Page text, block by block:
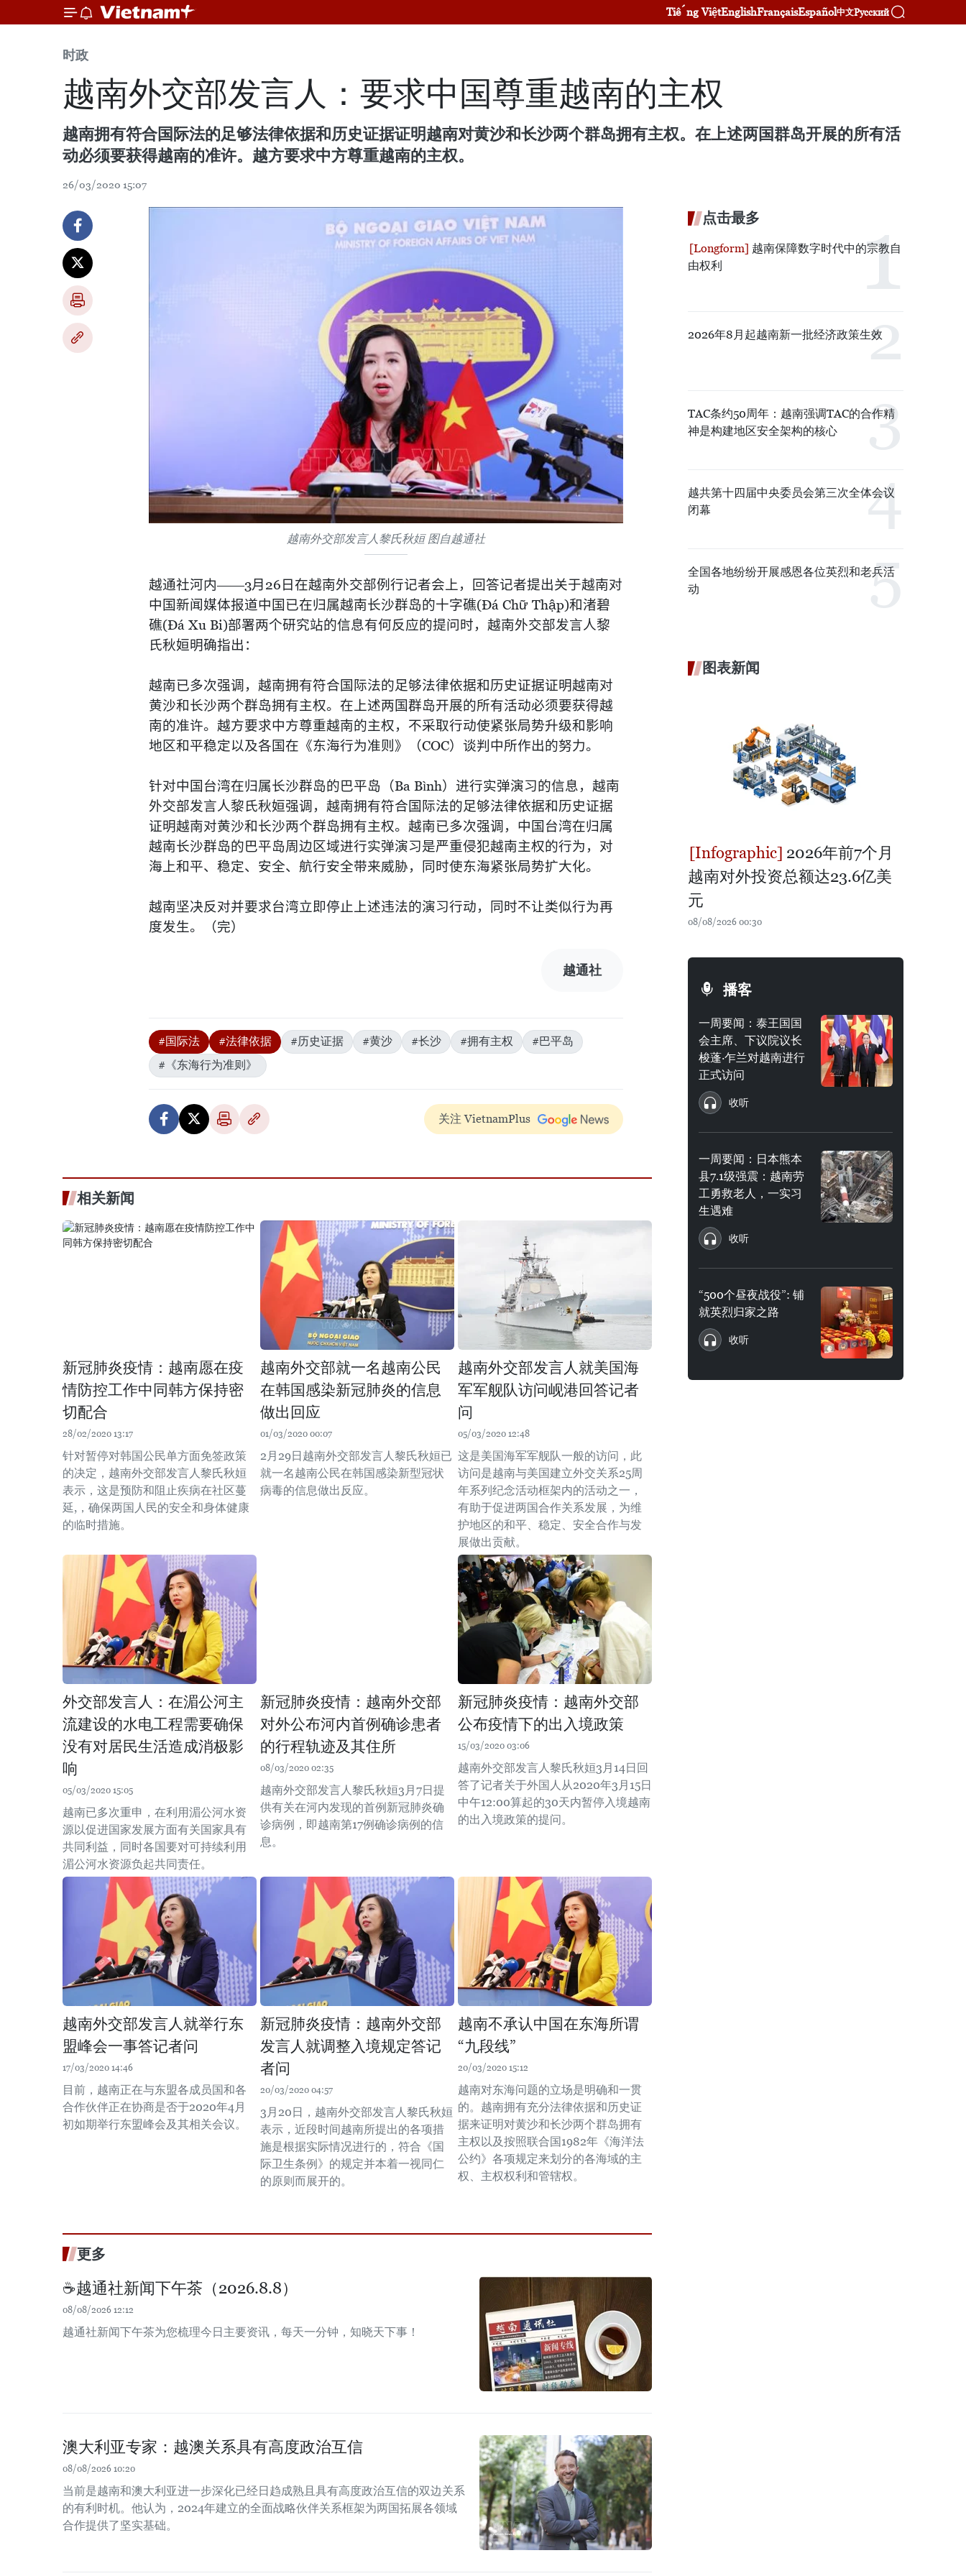
Tiếng ViệtEnglishFrançaisEspañol中文Русский
时政
越南外交部发言人：要求中国尊重越南的主权
越南拥有符合国际法的足够法律依据和历史证据证明越南对黄沙和长沙两个群岛拥有主权。在上述两国群岛开展的所有活
动必须要获得越南的准许。越方要求中方尊重越南的主权。
26/03/2020 15:07
越南外交部发言人黎氏秋姮 图自越通社
越通社河内——3月 26日在越南外交部例行记者会上，回答记者提出关于越南对
中国新闻媒体报道中国已在归属越南长沙群岛的十字礁(Đá Chữ Thập)和渚碧
礁(Đá Xu Bi)部署两个研究站的信息有何反应的提问时，越南外交部发言人黎
氏秋姮明确指出：
越南已多次强调，越南拥有符合国际法的足够法律依据和历史证据证明越南对
黄沙和长沙两个群岛拥有主权。在上述两国群岛开展的所有活动必须要获得越
南的准许。越方要求中方尊重越南的主权，不采取行动使紧张局势升级和影响
地区和平稳定以及各国在《东海行为准则》（COC）谈判中所作出的努力。
针对中国台湾在归属长沙群岛的巴平岛（Ba Bình）进行实弹演习的信息，越南
外交部发言人黎氏秋姮强调，越南拥有符合国际法的足够法律依据和历史证据
证明越南对黄沙和长沙两个群岛拥有主权。越南已多次强调，中国台湾在归属
越南长沙群岛的巴平岛周边区域进行实弹演习是严重侵犯越南主权的行为，对
海上和平、稳定、安全、航行安全带来威胁，同时使东海紧张局势扩大化。
越南坚决反对并要求台湾立即停止上述违法的演习行动，同时不让类似行为再
度发生。（完）
越通社
#国际法 #法律依据 #历史证据 #黄沙 #长沙 #拥有主权
#巴平岛
#《东海行为准则》
关注 VietnamPlus
相关新闻
新冠肺炎疫情：越南愿在疫
情防控工作中同韩方保持密
切配合
28/02/2020 13:17
针对暂停对韩国公民单方面免签政策
的决定，越南外交部发言人黎氏秋姮
表示，这是预防和阻止疾病在社区蔓
延,，确保两国人民的安全和身体健康
的临时措施。
越南外交部就一名越南公民
在韩国感染新冠肺炎的信息
做出回应
01/03/2020 00:07
2月29日越南外交部发言人黎氏秋姮已
就一名越南公民在韩国感染新型冠状
病毒的信息做出反应。
越南外交部发言人就美国海
军军舰队访问岘港回答记者
问
05/03/2020 12:48
这是美国海军军舰队一般的访问，此
访问是越南与美国建立外交关系25周
年系列纪念活动框架内的活动之一，
有助于促进两国合作关系发展，为维
护地区的和平、稳定、安全合作与发
展做出贡献。
外交部发言人：在湄公河主
流建设的水电工程需要确保
没有对居民生活造成消极影
响
05/03/2020 15:05
越南已多次重申，在利用湄公河水资
源以促进国家发展方面有关国家具有
共同利益，同时各国要对可持续利用
湄公河水资源负起共同责任。
新冠肺炎疫情：越南外交部
对外公布河内首例确诊患者
的行程轨迹及其住所
08/03/2020 02:35
越南外交部发言人黎氏秋姮3月7日提
供有关在河内发现的首例新冠肺炎确
诊病例，即越南第17例确诊病例的信
息。
新冠肺炎疫情：越南外交部
公布疫情下的出入境政策
15/03/2020 03:06
越南外交部发言人黎氏秋姮3月14日回
答了记者关于外国人从2020年3月15日
中午12:00算起的30天内暂停入境越南
的出入境政策的提问。
越南外交部发言人就举行东
盟峰会一事答记者问
17/03/2020 14:46
目前，越南正在与东盟各成员国和各
合作伙伴正在协商是否于2020年4月
初如期举行东盟峰会及其相关会议。
新冠肺炎疫情：越南外交部
发言人就调整入境规定答记
者问
20/03/2020 04:57
3月20日，越南外交部发言人黎氏秋姮
表示，近段时间越南所提出的各项措
施是根据实际情况进行的，符合《国
际卫生条例》的规定并本着一视同仁
的原则而展开的。
越南不承认中国在东海所谓
“九段线”
20/03/2020 15:12
越南对东海问题的立场是明确和一贯
的。越南拥有充分法律依据和历史证
据来证明对黄沙和长沙两个群岛拥有
主权以及按照联合国1982年《海洋法
公约》各项规定来划分的各海域的主
权、主权权利和管辖权。
更多
☕️越通社新闻下午茶（2026.8.8）
08/08/2026 12:12
越通社新闻下午茶为您梳理今日主要资讯，每天一分钟，知晓天下事！
澳大利亚专家：越澳关系具有高度政治互信
08/08/2026 10:20
当前是越南和澳大利亚进一步深化已经日趋成熟且具有高度政治互信的双边关系
的有利时机。他认为，2024年建立的全面战略伙伴关系框架为两国拓展各领域
合作提供了坚实基础。
点击最多
越南保障数字时代中的宗教自
由权利
2026年8月起越南新一批经济政策生效
TAC条约50周年：越南强调TAC的合作精
神是构建地区安全架构的核心
越共第十四届中央委员会第三次全体会议
闭幕
全国各地纷纷开展感恩各位英烈和老兵活
动
图表新闻
2026年前7个月
越南对外投资总额达23.6亿美
元
08/08/2026 00:30
播客
一周要闻：泰王国国
会主席、下议院议长
梭蓬·乍兰对越南进行
正式访问
收听
一周要闻：日本熊本
县7.1级强震：越南劳
工勇救老人，一实习
生遇难
收听
“500个昼夜战役”: 铺
就英烈归家之路
收听